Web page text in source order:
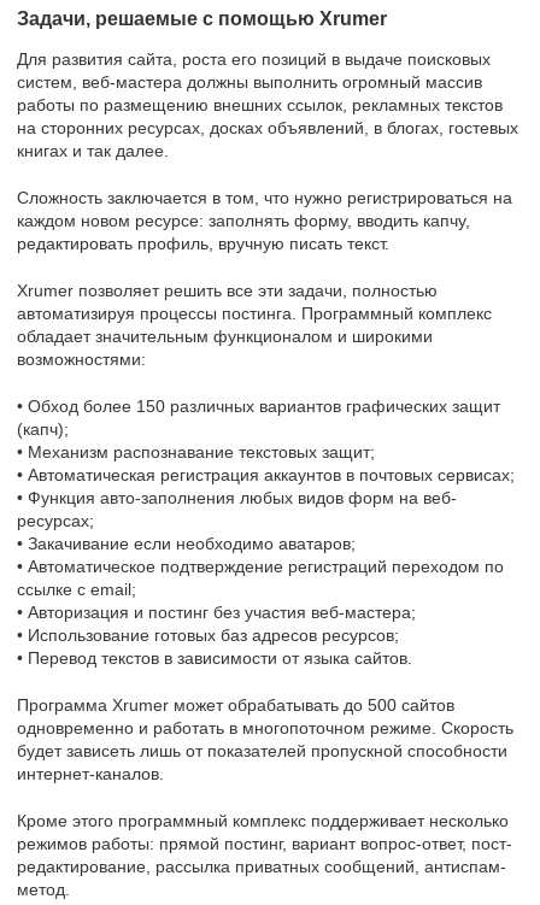
Задачи, решаемые с помощью Xrumer
Для развития сайта, роста его позиций в выдаче поисковых
систем, веб-мастера должны выполнить огромный массив
работы по размещению внешних ссылок, рекламных текстов
на сторонних ресурсах, досках объявлений, в блогах, гостевых
книгах и так далее.
Сложность заключается в том, что нужно регистрироваться на
каждом новом ресурсе: заполнять форму, вводить капчу,
редактировать профиль, вручную писать текст.
Xrumer позволяет решить все эти задачи, полностью
автоматизируя процессы постинга. Программный комплекс
обладает значительным функционалом и широкими
возможностями:
• Обход более 150 различных вариантов графических защит
(капч);
• Механизм распознавание текстовых защит;
• Автоматическая регистрация аккаунтов в почтовых сервисах;
• Функция авто-заполнения любых видов форм на веб-
ресурсах;
• Закачивание если необходимо аватаров;
• Автоматическое подтверждение регистраций переходом по
ссылке с email;
• Авторизация и постинг без участия веб-мастера;
• Использование готовых баз адресов ресурсов;
• Перевод текстов в зависимости от языка сайтов.
Программа Xrumer может обрабатывать до 500 сайтов
одновременно и работать в многопоточном режиме. Скорость
будет зависеть лишь от показателей пропускной способности
интернет-каналов.
Кроме этого программный комплекс поддерживает несколько
режимов работы: прямой постинг, вариант вопрос-ответ, пост-
редактирование, рассылка приватных сообщений, антиспам-
метод.